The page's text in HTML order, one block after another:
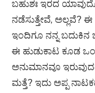
ಬಹುಶಃ ಇರದ
ನಡೆಸುತ್ತೇವೆ, ಅಲ್ಲವೆ?
ಇಂದಿಗೂ ನನ್ನ
ಈ ಹುಡುಕಾಟ ಕೂಡ
ಅನುಮಾನವೂ
ಮತ್ತೆ? ಇದು ಅಪ್ಪ